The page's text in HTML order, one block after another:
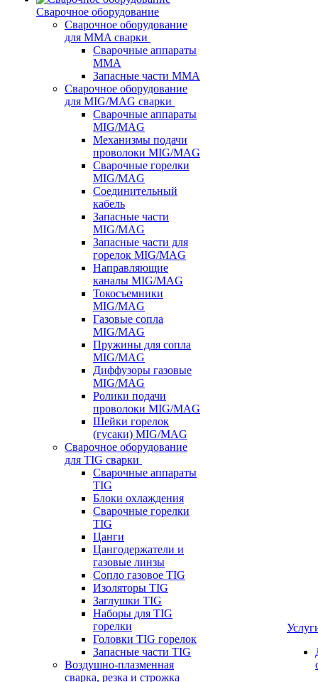
Сварочное оборудование
Сварочное оборудование
для MMA сварки
Сварочные аппараты
MMA
Запасные части MMA
Сварочное оборудование
для MIG/MAG сварки
Сварочные аппараты
MIG/MAG
Механизмы подачи
проволоки MIG/MAG
Сварочные горелки
MIG/MAG
Соединительный
кабель
Запасные части
MIG/MAG
Запасные части для
горелок MIG/MAG
Направляющие
каналы MIG/MAG
Токосъемники
MIG/MAG
Газовые сопла
MIG/MAG
Пружины для сопла
MIG/MAG
Диффузоры газовые
MIG/MAG
Ролики подачи
проволоки MIG/MAG
Шейки горелок
(гусаки) MIG/MAG
Сварочное оборудование
для TIG сварки
Сварочные аппараты
TIG
Блоки охлаждения
Сварочные горелки
TIG
Цанги
Цангодержатели и
газовые линзы
Сопло газовое TIG
Изоляторы TIG
Заглушки TIG
Наборы для TIG
горелки
Головки TIG горелок
Запасные части TIG
Воздушно-плазменная
сварка, резка и строжка